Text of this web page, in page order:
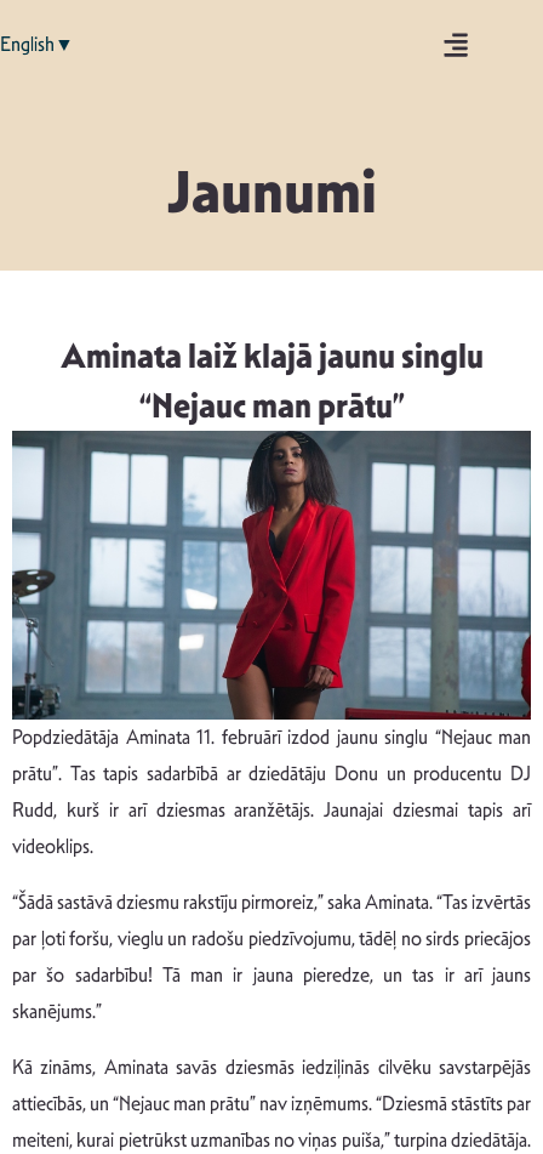
English▼
Jaunumi
Aminata laiž klajā jaunu singlu
“Nejauc man prātu”
Popdziedātāja Aminata 11. februārī izdod jaunu singlu “Nejauc man
prātu”. Tas tapis sadarbībā ar dziedātāju Donu un producentu DJ
Rudd, kurš ir arī dziesmas aranžētājs. Jaunajai dziesmai tapis arī
videoklips.
“Šādā sastāvā dziesmu rakstīju pirmoreiz,” saka Aminata. “Tas izvērtās
par ļoti foršu, vieglu un radošu piedzīvojumu, tādēļ no sirds priecājos
par šo sadarbību! Tā man ir jauna pieredze, un tas ir arī jauns
skanējums.”
Kā zināms, Aminata savās dziesmās iedziļinās cilvēku savstarpējās
attiecībās, un “Nejauc man prātu” nav izņēmums. “Dziesmā stāstīts par
meiteni, kurai pietrūkst uzmanības no viņas puiša,” turpina dziedātāja.